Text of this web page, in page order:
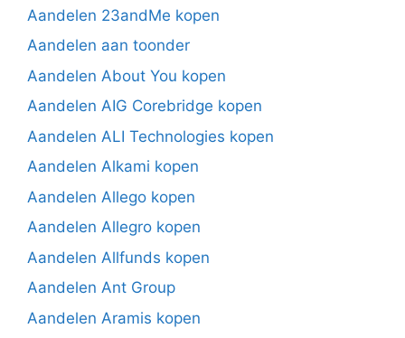
Aandelen 23andMe kopen
Aandelen aan toonder
Aandelen About You kopen
Aandelen AIG Corebridge kopen
Aandelen ALI Technologies kopen
Aandelen Alkami kopen
Aandelen Allego kopen
Aandelen Allegro kopen
Aandelen Allfunds kopen
Aandelen Ant Group
Aandelen Aramis kopen